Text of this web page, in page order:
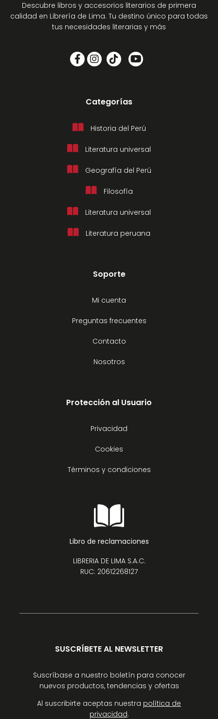
Descubre libros y accesorios literarios de primera
calidad en Librería de Lima. Tu destino único para todas
tus necesidades literarias y más
Categorías
Historia del Perú
Literatura universal
Geografía del Perú
Filosofía
Literatura universal
Literatura peruana
Soporte
Mi cuenta
Preguntas frecuentes
Contacto
Nosotros
Protección al Usuario
Privacidad
Cookies
Términos y condiciones
Libro de reclamaciones
LIBRERIA DE LIMA S.A.C.
RUC: 20612268127
SUSCRÍBETE AL NEWSLETTER
Suscríbase a nuestro boletín para conocer
nuevos productos, tendencias y ofertas
Al suscribirte aceptas nuestra política de
privacidad.